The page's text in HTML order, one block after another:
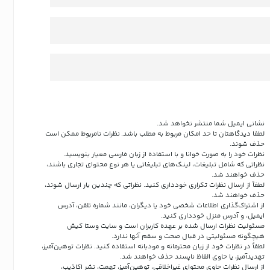
نشانی ایمیل شما منتشر نخواهد شد.
لطفا دیدگاهتان تا حد امکان مربوط به مطلب باشد. نظرات نامربوط ممکن است
حذف شوند.
نظرات خود را به صورت خوانا و با استفاده از زبان فارسی معیار بنویسید.
نظراتی که شامل تبلیغات، لینک‌های تبلیغاتی یا هر نوع محتوای تجاری باشند،
حذف خواهند شد.
لطفاً از ارسال نظرات تکراری خودداری کنید. نظراتی که چندین بار ارسال شوند،
حذف خواهند شد.
از اشتراک‌گذاری اطلاعات شخصی خود یا دیگران، مانند شماره تلفن، آدرس
ایمیل، و آدرس منزل خودداری کنید.
مسئولیت نظرات ارسال شده بر عهده کاربران است و سایت وستا کیش
هیچگونه مسئولیتی در قبال صحت و سقم آنها ندارد.
لطفاً در نظرات خود از زبان محترمانه و مودبانه استفاده کنید. نظرات توهین‌آمیز،
تهدیدآمیز، یا حاوی الفاظ ناپسند حذف خواهند شد.
از ارسال نظرات حاوی محتوای غیراخلاقی، توهین‌آمیز، تهمت، نشر اکاذیب،